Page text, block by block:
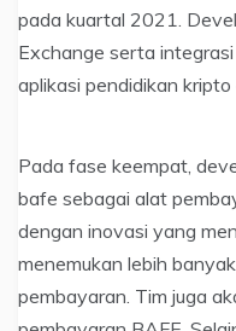
pada kuartal 2021.
Exchange serta
aplikasi pendidikan
Pada fase keempat,
bafe sebagai alat
dengan inovasi yang
menemukan lebih
pembayaran. Tim juga